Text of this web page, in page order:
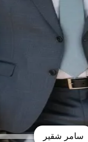
سامر شقير